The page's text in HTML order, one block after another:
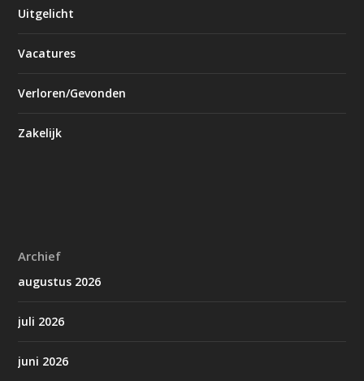
Uitgelicht
Vacatures
Verloren/Gevonden
Zakelijk
Archief
augustus 2026
juli 2026
juni 2026